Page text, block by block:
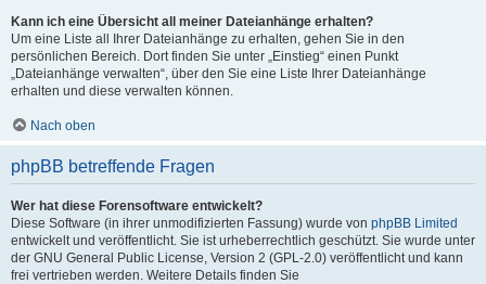
Kann ich eine Übersicht all meiner Dateianhänge erhalten?
Um eine Liste all Ihrer Dateianhänge zu erhalten, gehen Sie in den
persönlichen Bereich. Dort finden Sie unter „Einstieg“ einen Punkt
„Dateianhänge verwalten“, über den Sie eine Liste Ihrer Dateianhänge
erhalten und diese verwalten können.
Nach oben
phpBB betreffende Fragen
Wer hat diese Forensoftware entwickelt?
Diese Software (in ihrer unmodifizierten Fassung) wurde von phpBB Limited
entwickelt und veröffentlicht. Sie ist urheberrechtlich geschützt. Sie wurde unter
der GNU General Public License, Version 2 (GPL-2.0) veröffentlicht und kann
frei vertrieben werden. Weitere Details finden Sie